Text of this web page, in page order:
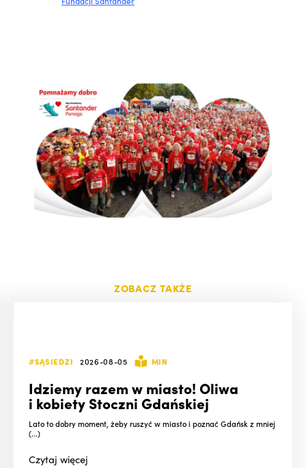
ZOBACZ TAKŻE
#SĄSIEDZI 2026-08-05 MIN
Idziemy razem w miasto! Oliwa
i kobiety Stoczni Gdańskiej
Lato to dobry moment, żeby ruszyć w miasto i poznać Gdańsk z mniej
(...)
Czytajwięcej